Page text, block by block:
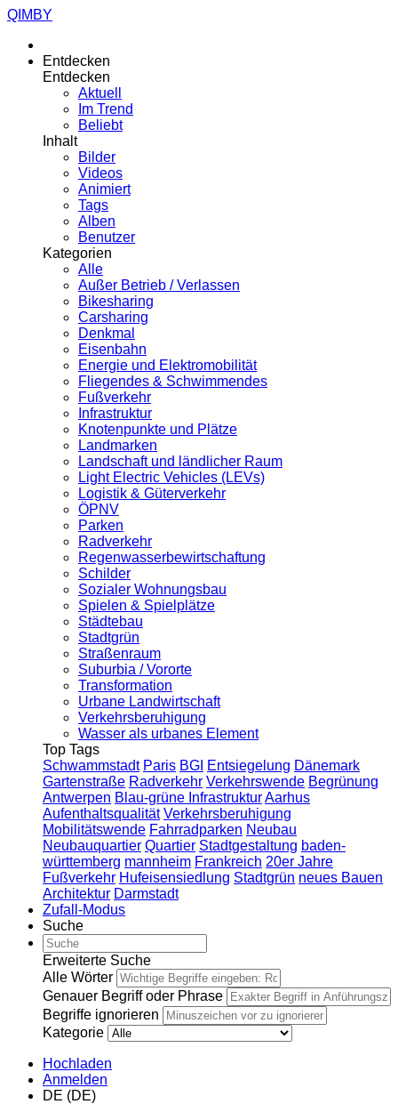
QIMBY
Entdecken
Entdecken
Aktuell
Im Trend
Beliebt
Inhalt
Bilder
Videos
Animiert
Tags
Alben
Benutzer
Kategorien
Alle
Außer Betrieb / Verlassen
Bikesharing
Carsharing
Denkmal
Eisenbahn
Energie und Elektromobilität
Fliegendes & Schwimmendes
Fußverkehr
Infrastruktur
Knotenpunkte und Plätze
Landmarken
Landschaft und ländlicher Raum
Light Electric Vehicles (LEVs)
Logistik & Güterverkehr
ÖPNV
Parken
Radverkehr
Regenwasserbewirtschaftung
Schilder
Sozialer Wohnungsbau
Spielen & Spielplätze
Städtebau
Stadtgrün
Straßenraum
Suburbia / Vororte
Transformation
Urbane Landwirtschaft
Verkehrsberuhigung
Wasser als urbanes Element
Top Tags
Schwammstadt Paris BGI Entsiegelung Dänemark
Gartenstraße Radverkehr Verkehrswende Begrünung
Antwerpen Blau-grüne InfrastrukturAarhus
Aufenthaltsqualität Verkehrsberuhigung
Mobilitätswende Fahrradparken Neubau
Neubauquartier Quartier Stadtgestaltung baden-
württemberg mannheim Frankreich 20er Jahre
Fußverkehr Hufeisensiedlung Stadtgrün neues Bauen
Architektur Darmstadt
Zufall-Modus
Suche
Erweiterte Suche
Alle Wörter
Genauer Begriff oder Phrase
Begriffe ignorieren
Kategorie
Hochladen
Anmelden
DE (DE)